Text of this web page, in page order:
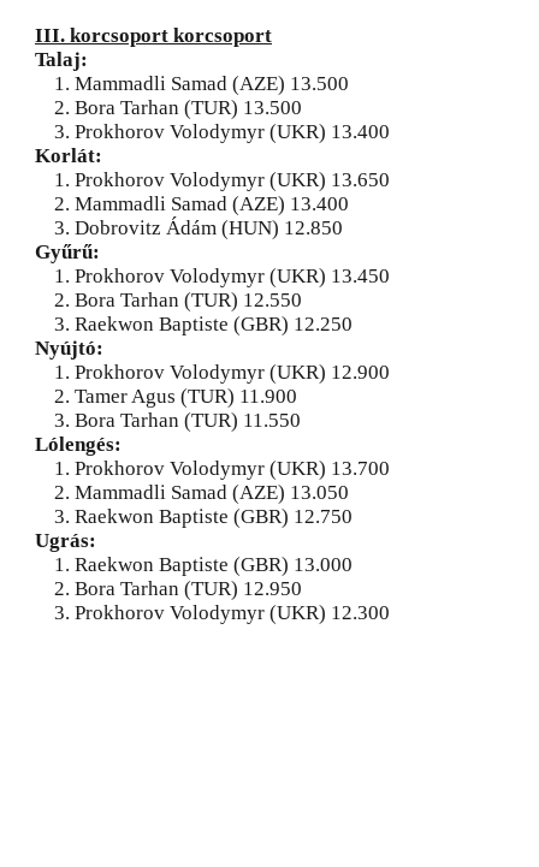
III. korcsoport korcsoport
Talaj:
1. Mammadli Samad (AZE) 13.500
2. Bora Tarhan (TUR) 13.500
3. Prokhorov Volodymyr (UKR) 13.400
Korlát:
1. Prokhorov Volodymyr (UKR) 13.650
2. Mammadli Samad (AZE) 13.400
3. Dobrovitz Ádám (HUN) 12.850
Gyűrű:
1. Prokhorov Volodymyr (UKR) 13.450
2. Bora Tarhan (TUR) 12.550
3. Raekwon Baptiste (GBR) 12.250
Nyújtó:
1. Prokhorov Volodymyr (UKR) 12.900
2. Tamer Agus (TUR) 11.900
3. Bora Tarhan (TUR) 11.550
Lólengés:
1. Prokhorov Volodymyr (UKR) 13.700
2. Mammadli Samad (AZE) 13.050
3. Raekwon Baptiste (GBR) 12.750
Ugrás:
1. Raekwon Baptiste (GBR) 13.000
2. Bora Tarhan (TUR) 12.950
3. Prokhorov Volodymyr (UKR) 12.300